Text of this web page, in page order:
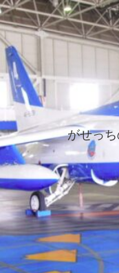
がせっ